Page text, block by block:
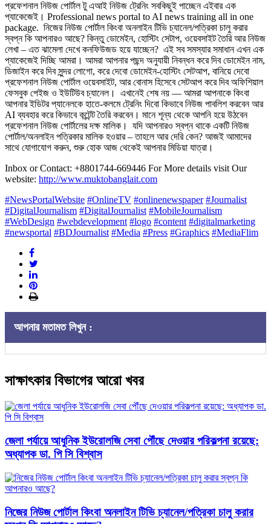
প্রফেশনাল নিউজ পোর্টাল টু এআই নিউজ ট্রেনিং সবকিছুই পাচ্ছেন এইবার এক
প্যাকেজেই। Professional news portal to AI news training all in one
package. ‎ ‎নিজের নিউজ পোর্টাল কিংবা অনলাইন টিভি চ্যানেল/পত্রিকা চালু করার
স্বপ্ন কি আপনারও আছে? ‎কিন্তু ডোমেইন, হোস্টিং সেটাপ, ওয়েবসাইট তৈরি আর নিউজ
লেখা – এত ঝামেলা দেখে কনফিউজড হয়ে যাচ্ছেন? ‎ ‎এই সব সমস্যার সমাধান এখন এক
প্যাকেজেই দিচ্ছি আমরা। ‎আমরা আপনার পছন্দ অনুযায়ী নিবন্ধন করে দিব ডোমেইন নাম,
ডিজাইন করে দিব সুন্দর লোগো, করে দেবো ডোমেইন-হোস্টিং সেটআপ, বানিয়ে দেবো
প্রফেশনাল নিউজ পোর্টাল ওয়েবসাইট, আর বোনাস হিসেবে সেট‌আপ করে দিব অফিশিয়াল
ফেসবুক পেইজ ও ইউটিউব চ্যানেল। ‎ ‎এখানেই শেষ নয় — আমরা আপনাকে কিংবা
আপনার ইডিটর প্যানেলকে হাতে-কলমে ট্রেনিং দিবো কিভাবে নিউজ পাবলিশ করবেন আর
AI ব্যবহার করে কিভাবে কন্টেন্ট তৈরি করবেন। ‎মানে শূন্য থেকে আপনি হয়ে উঠবেন
প্রফেশনাল নিউজ পোর্টালের দক্ষ মালিক। ‎ ‎যদি আপনারও স্বপ্ন থাকে একটি নিউজ
পোর্টাল/অনলাইন পত্রিকার মালিক হওয়ার – তাহলে আর দেরি কেন? ‎আজই আমাদের
সাথে যোগাযোগ করুন, শুরু হোক আজ থেকেই আপনার মিডিয়া যাত্রা।
Inbox or Contact: +8801744-669446 ‎For More details visit Our
website: http://www.muktobanglait.com
#NewsPortalWebsite #OnlineTV #onlinenewspaper #Journalist
#DigitalJournalism #DigitalJournalist #MobileJournalism
#WebDesign #webdevelopment #logo #content #digitalmarketing
#newsportal #BDJournalist #Media #Press #Graphics #MediaFlim
আপনার মতামত লিখুন :
সাক্ষাৎকার বিভাগের আরো খবর
জেলা পর্যায়ে আধুনিক ইউরোলজি সেবা পৌঁছে দেওয়ার পরিকল্পনা রয়েছে:
অধ্যাপক ডা. পি সি বিশ্বাস
নিজের নিউজ পোর্টাল কিংবা অনলাইন টিভি চ্যানেল/পত্রিকা চালু করার